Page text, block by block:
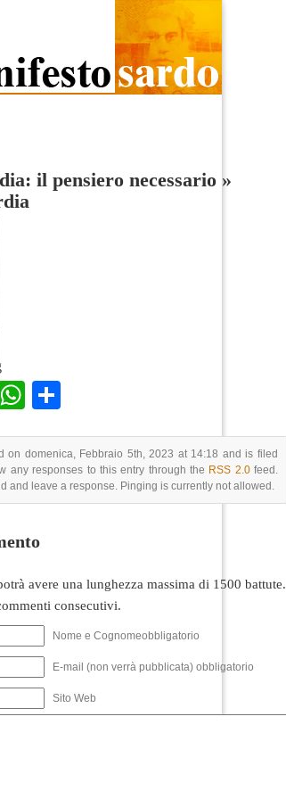
il pensiero necessario »
EmailWhatsApp
on domenica, Febbraio 5th, 2023 at 14:18 and is filed
any responses to this entry through the RSS 2.0feed.
and leave a response. Pinging is currently not allowed.
avere una lunghezza massima di 1500 battute.
consecutivi.
Nome e Cognomeobbligatorio
E-mail (non verrà pubblicata) obbligatorio
Sito Web